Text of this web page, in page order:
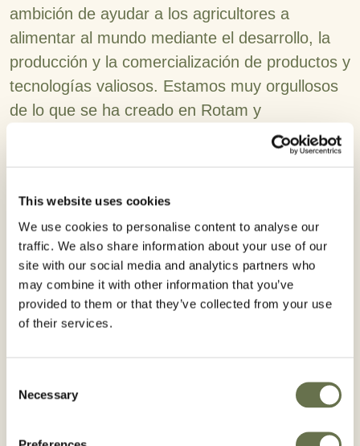
This website uses cookies
We use cookies to personalise content to analyse our
traffic. We also share information about your use of our
site with our social media and analytics partners who
may combine it with other information that you’ve
provided to them or that they’ve collected from your use
of their services.
Selection
Necessary
ambición de ayudar a los agricultores a
alimentar al mundo mediante el desarrollo, la
producción y la comercialización de productos y
tecnologías valiosos. Estamos muy orgullosos
de lo que se ha creado en Rotam y
agradecemos la oportunidad de combinar esos
logros con la escala de Albaugh para capitalizar
desarrollados durante las últimas décadas”.
Kurt Pedersen Kaalund, director ejecutivo del
grupo Albaugh, destacó además los beneficios:
“Con esta adquisición, Albaugh se convierte en
una empresa más amplia, mejor equilibrada y
operaciones también en la región de
China/Asia/Pacífico; nuevos mercados en
América y Europa, Medio Oriente y África; y